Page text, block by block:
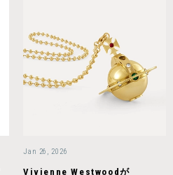
Jan 26, 2026
Vivienne Westwoodが